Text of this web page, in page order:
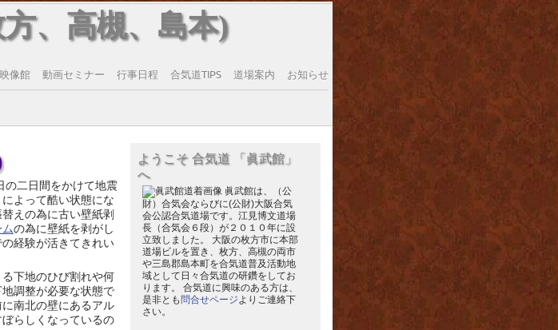
、高槻、島本)
映像館 動画セミナー 行事日程 合気道TIPS 道場案内 お知らせ
の二日間をかけて地震
よって酷い状態にな
えの為に古い壁紙剥
の為に壁紙を剥がし
経験が活きてきれい
下地のひび割れや何
調整が必要な状態で
南北の壁にあるアル
らしくなっているの
ようこそ 合気道 「眞武館」
へ
眞武館は、（公
財）合気会ならびに(公財)大阪合気
会公認合気道場です。江見博文道場
長（合気会６段）が２０１０年に設
立致しました。 大阪の枚方市に本部
道場ビルを置き、枚方、高槻の両市
や三島郡島本町を合気道普及活動地
域として日々合気道の研鑽をしてお
ります。 合気道に興味のある方は、
是非とも 問合せページよりご連絡下
さい。